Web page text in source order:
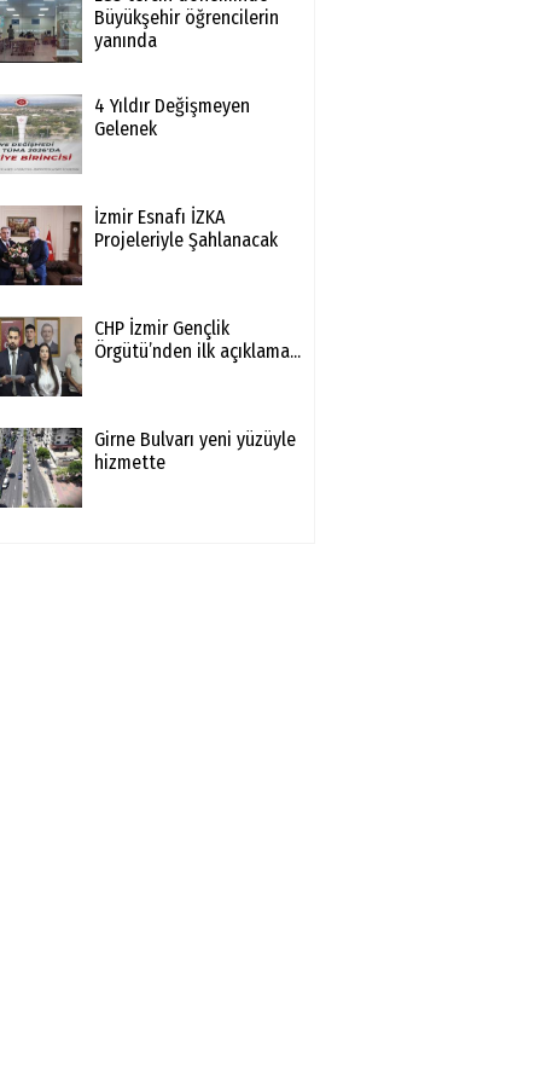
Büyükşehir öğrencilerin
yanında
4 Yıldır Değişmeyen
Gelenek
İzmir Esnafı İZKA
Projeleriyle Şahlanacak
CHP İzmir Gençlik
Örgütü’nden ilk açıklama...
Girne Bulvarı yeni yüzüyle
hizmette